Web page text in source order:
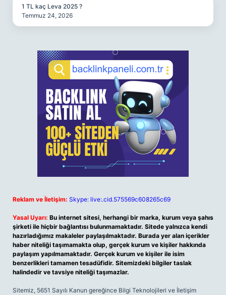
1 TL kaç Leva 2025 ?
Temmuz 24, 2026
Reklam ve İletişim: Skype: live:.cid.575569c608265c69
Yasal Uyarı: Bu internet sitesi, herhangi bir marka, kurum veya şahıs
şirketi ile hiçbir bağlantısı bulunmamaktadır. Sitede yalnızca kendi
hazırladığımız makaleler paylaşılmaktadır. Burada yer alan içerikler
haber niteliği taşımamakta olup, gerçek kurum ve kişiler hakkında
paylaşım yapılmamaktadır. Gerçek kurum ve kişiler ile isim
benzerlikleri tamamen tesadüfidir. Sitemizdeki bilgiler taslak
halindedir ve tavsiye niteliği taşımazlar.
Sitemiz, 5651 Sayılı Kanun gereğince Bilgi Teknolojileri ve İletişim